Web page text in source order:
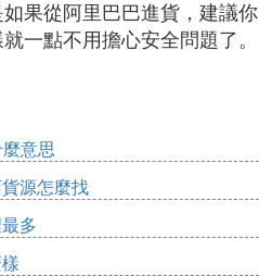
果從阿里巴巴進貨，建議你
一點不用擔心安全問題了。
意思
源怎麼找
多